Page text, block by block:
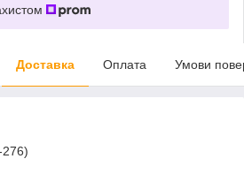
Доставка Оплата Умови